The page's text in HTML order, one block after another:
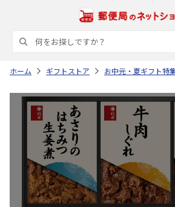
ホーム ギフトストア お中元・夏ギフト特